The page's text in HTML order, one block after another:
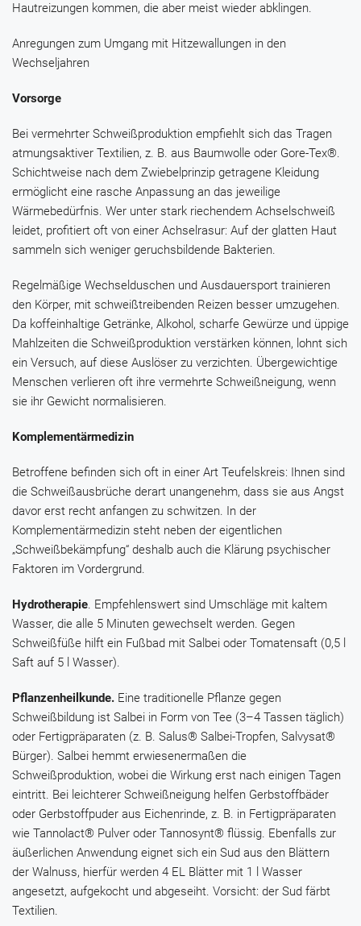
Hautreizungen kommen, die aber meist wieder abklingen.
Anregungen zum Umgang mit Hitzewallungen in den
Wechseljahren
Vorsorge
Bei vermehrter Schweißproduktion empfiehlt sich das Tragen
atmungsaktiver Textilien, z. B. aus Baumwolle oder Gore-Tex®.
Schichtweise nach dem Zwiebelprinzip getragene Kleidung
ermöglicht eine rasche Anpassung an das jeweilige
Wärmebedürfnis. Wer unter stark riechendem Achselschweiß
leidet, profitiert oft von einer Achselrasur: Auf der glatten Haut
sammeln sich weniger geruchsbildende Bakterien.
Regelmäßige Wechselduschen und Ausdauersport trainieren
den Körper, mit schweißtreibenden Reizen besser umzugehen.
Da koffeinhaltige Getränke, Alkohol, scharfe Gewürze und üppige
Mahlzeiten die Schweißproduktion verstärken können, lohnt sich
ein Versuch, auf diese Auslöser zu verzichten. Übergewichtige
Menschen verlieren oft ihre vermehrte Schweißneigung, wenn
sie ihr Gewicht normalisieren.
Komplementärmedizin
Betroffene befinden sich oft in einer Art Teufelskreis: Ihnen sind
die Schweißausbrüche derart unangenehm, dass sie aus Angst
davor erst recht anfangen zu schwitzen. In der
Komplementärmedizin steht neben der eigentlichen
„Schweißbekämpfung“ deshalb auch die Klärung psychischer
Faktoren im Vordergrund.
Hydrotherapie. Empfehlenswert sind Umschläge mit kaltem
Wasser, die alle 5 Minuten gewechselt werden. Gegen
Schweißfüße hilft ein Fußbad mit Salbei oder Tomatensaft (0,5 l
Saft auf 5 l Wasser).
Pflanzenheilkunde. Eine traditionelle Pflanze gegen
Schweißbildung ist Salbei in Form von Tee (3–4 Tassen täglich)
oder Fertigpräparaten (z. B. Salus® Salbei-Tropfen, Salvysat®
Bürger). Salbei hemmt erwiesenermaßen die
Schweißproduktion, wobei die Wirkung erst nach einigen Tagen
eintritt. Bei leichterer Schweißneigung helfen Gerbstoffbäder
oder Gerbstoffpuder aus Eichenrinde, z. B. in Fertigpräparaten
wie Tannolact® Pulver oder Tannosynt® flüssig. Ebenfalls zur
äußerlichen Anwendung eignet sich ein Sud aus den Blättern
der Walnuss, hierfür werden 4 EL Blätter mit 1 l Wasser
angesetzt, aufgekocht und abgeseiht. Vorsicht: der Sud färbt
Textilien.